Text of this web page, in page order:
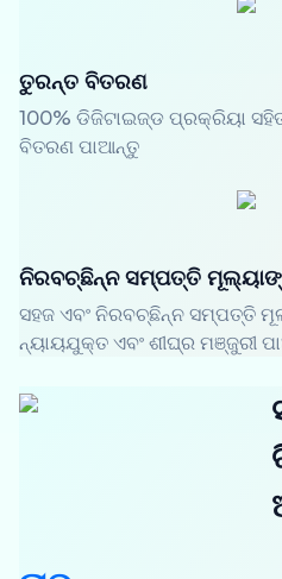
ତୁରନ୍ତ ବିତରଣ
100% ଡିଜିଟାଇଜ୍ଡ ପ୍ରକ୍ରିୟା
ବିତରଣ ପାଆନ୍ତୁ
ନିରବଚ୍ଛିନ୍ନ ସମ୍ପତ୍ତି
ସହଜ ଏବଂ ନିରବଚ୍ଛିନ୍ନ ସମ୍ପତ୍ତି
ନ୍ୟାୟଯୁକ୍ତ ଏବଂ ଶୀଘ୍ର ମଞ୍ଜୁରୀ